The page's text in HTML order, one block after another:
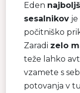
Eden
sesalnikov je
počitniško
Zaradi zelo
teže lahko
vzamete s
potovanja v